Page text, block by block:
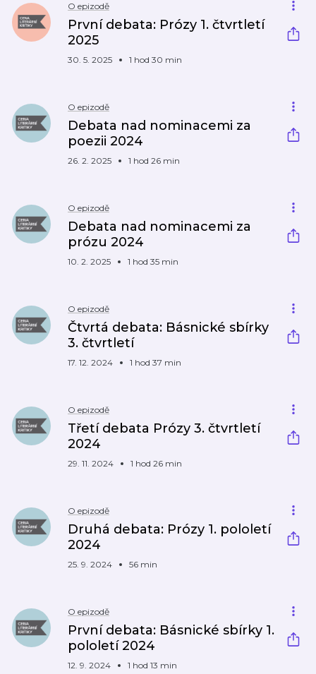
O epizodě
První debata: Prózy 1. čtvrtletí
2025
30. 5. 2025 1 hod 30 min
O epizodě
Debata nad nominacemi za
poezii 2024
26. 2. 2025 1 hod 26 min
O epizodě
Debata nad nominacemi za
prózu 2024
10. 2. 2025 1 hod 35 min
O epizodě
Čtvrtá debata: Básnické sbírky
3. čtvrtletí
17. 12. 2024 1 hod 37 min
O epizodě
Třetí debata Prózy 3. čtvrtletí
2024
29. 11. 2024 1 hod 26 min
O epizodě
Druhá debata: Prózy 1. pololetí
2024
25. 9. 2024 56 min
O epizodě
První debata: Básnické sbírky 1.
pololetí 2024
12. 9. 2024 1 hod 13 min